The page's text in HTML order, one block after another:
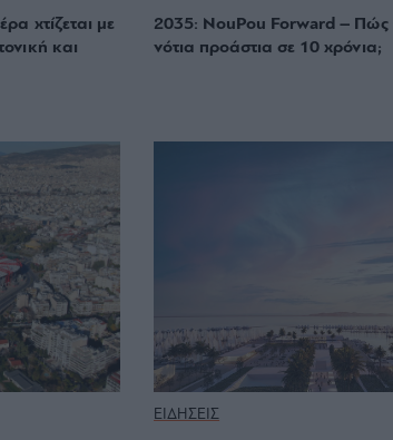
χτίζεται με
και
2035: NouPou Forward – Πώς
νότια προάστια σε 10 χρόνια;
ΕΙΔΗΣΕΙΣ